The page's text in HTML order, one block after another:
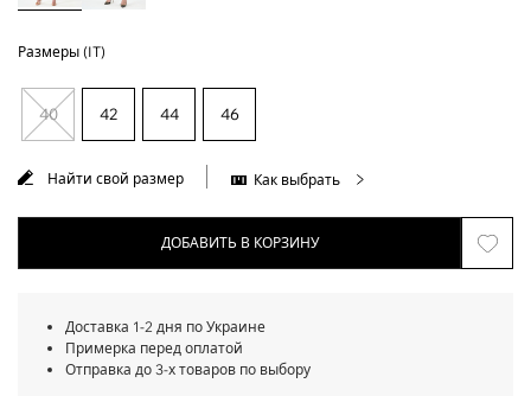
Размеры (IT)
40 42 44 46
Найти свой размер Как выбрать
ДОБАВИТЬ В КОРЗИНУ
Доставка 1-2 дня по Украине
Примерка перед оплатой
Отправка до 3-х товаров по выбору